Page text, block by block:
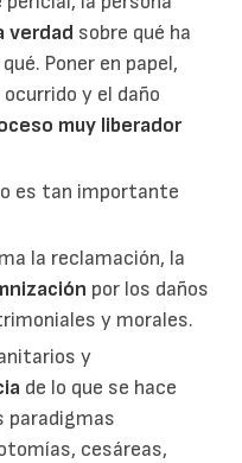
verdad sobre qué ha
Poner en papel,
y el daño
muy liberador
es tan importante
la reclamación, la
por los daños
y morales.
y
de lo que se hace
paradigmas
cesáreas,